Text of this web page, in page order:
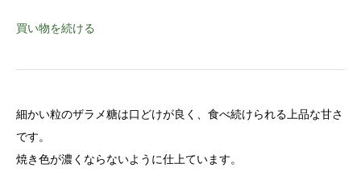
買い物を続ける
細かい粒のザラメ糖は口どけが良く、食べ続けられる上品な甘さ
です。
焼き色が濃くならないように仕上ています。